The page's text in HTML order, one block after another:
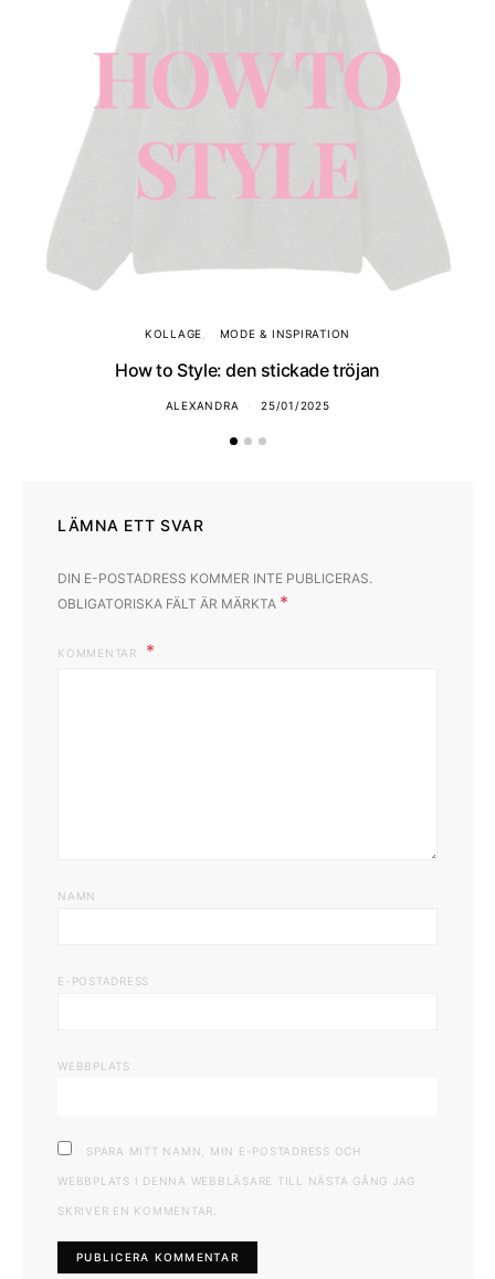
KOLLAGE MODE & INSPIRATION
How to Style: den stickade tröjan
ALEXANDRA 25/01/2025
LÄMNA ETT SVAR
DIN E-POSTADRESS KOMMER INTE PUBLICERAS.
OBLIGATORISKA FÄLT ÄR MÄRKTA *
KOMMENTAR
NAMN
E-POSTADRESS
WEBBPLATS
SPARA MITT NAMN, MIN E-POSTADRESS OCH
WEBBPLATS I DENNA WEBBLÄSARE TILL NÄSTA GÅNG JAG
SKRIVER EN KOMMENTAR.